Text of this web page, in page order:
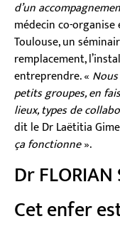
d’un
médecin co-
Toulouse, un
remplacement,
entreprendre. «
petits groupes, en
lieux, types de
dit le Dr Laëtitia
ça fonctionne».
Dr FLORIAN
Cet enfer